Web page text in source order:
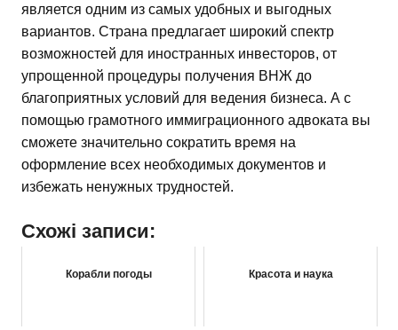
является одним из самых удобных и выгодных
вариантов. Страна предлагает широкий спектр
возможностей для иностранных инвесторов, от
упрощенной процедуры получения ВНЖ до
благоприятных условий для ведения бизнеса. А с
помощью грамотного иммиграционного адвоката вы
сможете значительно сократить время на
оформление всех необходимых документов и
избежать ненужных трудностей.
Схожі записи:
Корабли погоды Красота и наука